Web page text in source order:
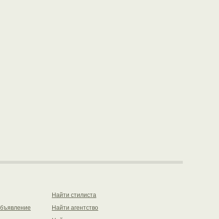
Найти стилиста
Найти агентство